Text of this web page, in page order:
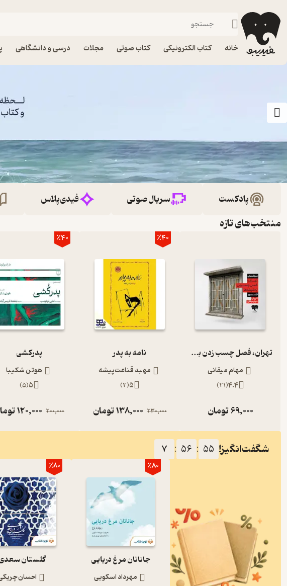
خانه کتاب الکترونیکی کتاب صوتی مجلات درسی و دانشگاهی
پادکست سریال صوتی فیدی‌پلاس
منتخب‌های تازه
تهران، فصل چسب زدن به شیشه‌ها (قسمت دوم)
مهام میقانی
4.4
(
21
)
69,000تومان
٪40
نامه به پدر
مهبد قناعت‌پیشه
5
(
2
)
230,000
138,000تومان
٪40
پدرکشی
هوتن شکیبا
5
(
5
)
200,000
120,000
شگفت‌انگیز! 55
:
56
:
7
٪80
جاناتان مرغ دریایی
مهرداد اسکویی
٪80
گلستان
احسان